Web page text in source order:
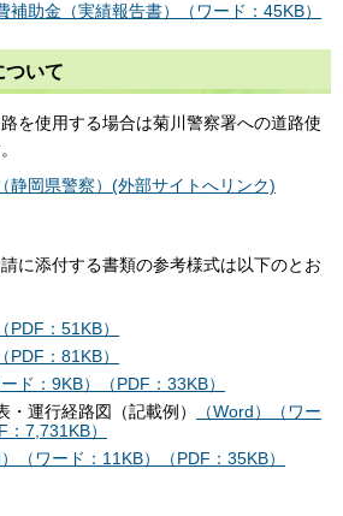
補助金（実績報告書）（ワード：45KB）
ついて
を使用する場合は菊川警察署への道路使
静岡県警察）(外部サイトへリンク)
に添付する書類の参考様式は以下のとお
PDF：51KB）
PDF：81KB）
ド：9KB）
（PDF：33KB）
・運行経路図（記載例）
（Word）（ワー
：7,731KB）
）（ワード：11KB） （PDF：35KB）